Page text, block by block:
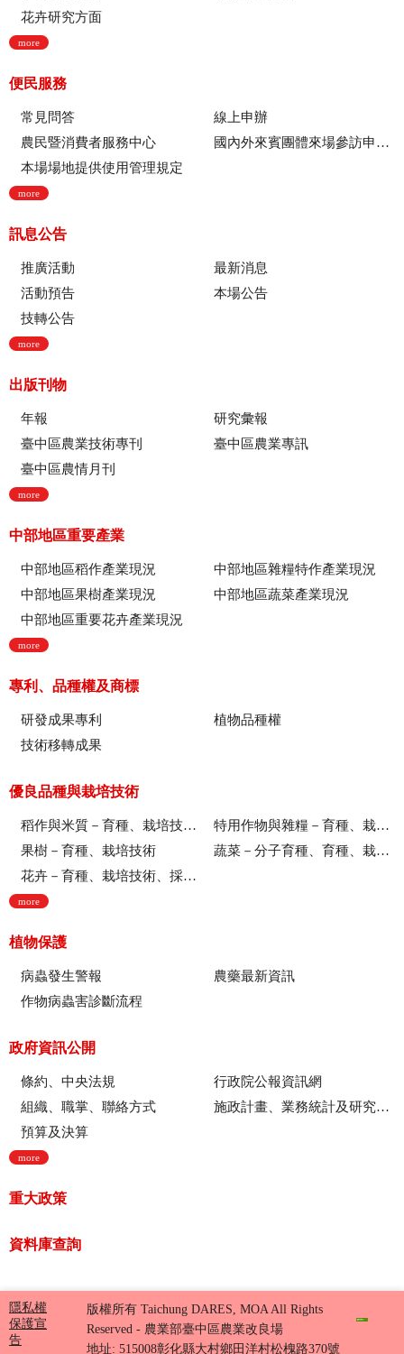
花卉研究方面
more
便民服務
常見問答
線上申辦
農民暨消費者服務中心
國內外來賓團體來場參訪申請流程
本場場地提供使用管理規定
more
訊息公告
推廣活動
最新消息
活動預告
本場公告
技轉公告
more
出版刊物
年報
研究彙報
臺中區農業技術專刊
臺中區農業專訊
臺中區農情月刊
more
中部地區重要產業
中部地區稻作產業現況
中部地區雜糧特作產業現況
中部地區果樹產業現況
中部地區蔬菜產業現況
中部地區重要花卉產業現況
more
專利、品種權及商標
研發成果專利
植物品種權
技術移轉成果
優良品種與栽培技術
稻作與米質－育種、栽培技術、綜合、稻米品質
特用作物與雜糧－育種、栽培技術
果樹－育種、栽培技術
蔬菜－分子育種、育種、栽培技術
花卉－育種、栽培技術、採後技術、組織培養、園藝療育、產業推廣
more
植物保護
病蟲發生警報
農藥最新資訊
作物病蟲害診斷流程
政府資訊公開
條約、中央法規
行政院公報資訊網
組織、職掌、聯絡方式
施政計畫、業務統計及研究報告
預算及決算
more
重大政策
資料庫查詢
隱私權
保護宣
告
版權所有 Taichung DARES, MOA All Rights
Reserved - 農業部臺中區農業改良場
地址: 515008彰化縣大村鄉田洋村松槐路370號